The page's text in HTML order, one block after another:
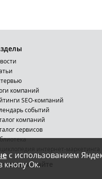
с использованием
кнопу Ок.
компаний
SEO-компаний
событий
компаний
сервисов
на сайте